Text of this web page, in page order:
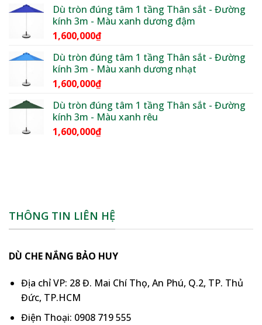
5 sao
từ
1,600,000₫
Dù tròn đúng tâm 1 tầng Thân sắt - Đường
kính 3m - Màu xanh dương đậm
1,600,000₫
Dù tròn đúng tâm 1 tầng Thân sắt - Đường
kính 3m - Màu xanh dương nhạt
1,600,000₫
Dù tròn đúng tâm 1 tầng Thân sắt - Đường
kính 3m - Màu xanh rêu
1,600,000₫
THÔNG TIN LIÊN HỆ
DÙ CHE NẮNG BẢO HUY
Địa chỉ VP: 28 Đ. Mai Chí Thọ, An Phú, Q.2, TP. Thủ
Đức, TP.HCM
Điện Thoại: 0908 719 555